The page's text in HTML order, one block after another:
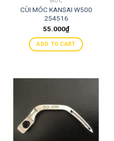
CÙI MÓC KANSAI W500
254516
55.000₫
ADD TO CART